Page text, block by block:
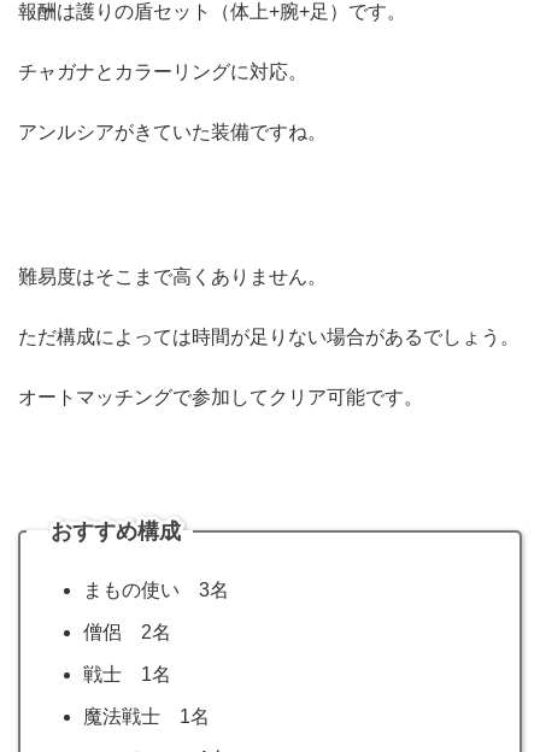
報酬は護りの盾セット（体上+腕+足）です。
チャガナとカラーリングに対応。
アンルシアがきていた装備ですね。
難易度はそこまで高くありません。
ただ構成によっては時間が足りない場合があるでしょう。
オートマッチングで参加してクリア可能です。
おすすめ構成
まもの使い 3名
僧侶 2名
戦士 1名
魔法戦士 1名